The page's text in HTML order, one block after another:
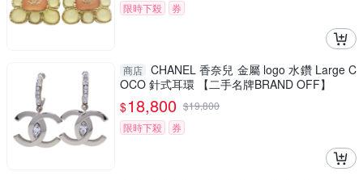
限時下殺
券
商店 CHANEL 香奈兒 金屬 logo 水鑽 Large C
OCO 針式耳環 【二手名牌BRAND OFF】
$18,800 $19,800
限時下殺
券